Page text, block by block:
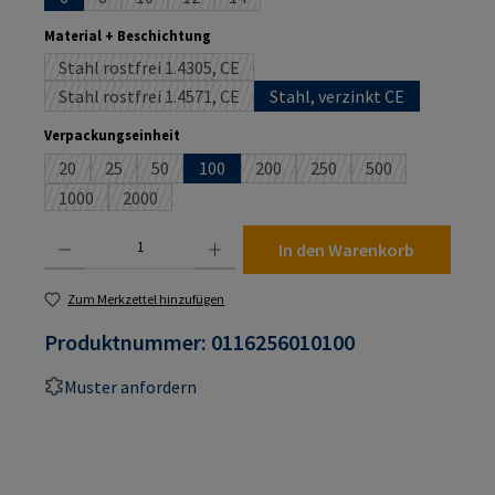
(Diese Option ist zurzeit nicht verfügbar.)
(Diese Option ist zurzeit nicht verfügbar.)
(Diese Option ist zurzeit nicht verfügbar.)
(Diese Option ist zurzeit nicht
Material + Beschichtung
Stahl rostfrei 1.4305, CE(Diese Option ist zurzeit nicht verfügbar.)
Stahl rostfrei 1.4571, CE(Diese Option ist zurzeit nicht verfügbar.)
Stahl, verzinkt CE
Verpackungseinheit
20(Diese Option ist zurzeit nicht verfügbar.)
25(Diese Option ist zurzeit nicht verfügbar.)
50(Diese Option ist zurzeit nicht verfügbar.)
100 200(Diese Option ist zurzeit nicht
250(Diese Option ist zurzeit
500(Diese Option ist
1000(Diese Option ist zurzeit nicht verfügbar.)
2000(Diese Option ist zurzeit nicht verfügbar.)
In den Warenkorb
Zum Merkzettel hinzufügen
Produktnummer: 0116256010100
Muster anfordern